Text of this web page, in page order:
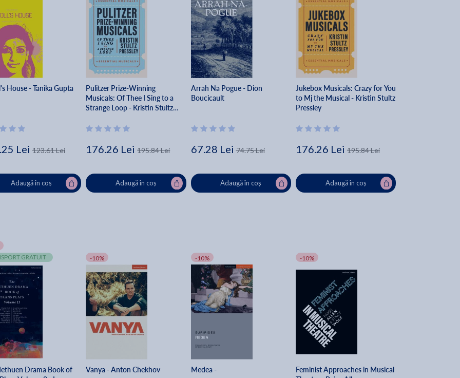
House - Tanika Gupta
Lei 123.61 Lei
Adaugă în coș
Pulitzer Prize-Winning
Musicals: Of Thee I Sing to a
Strange Loop - Kristin Stultz
176.26 Lei 195.84 Lei
Adaugă în coș
Arrah Na Pogue - Dion
Boucicault
67.28 Lei 74.75 Lei
Adaugă în coș
Jukebox Musicals: Crazy for You
to Mj the Musical - Kristin Stultz
Pressley
176.26 Lei 195.84 Lei
Adaugă în coș
GRATUIT
Drama Book of
-10%
Vanya - Anton Chekhov
-10%
Medea -
-10%
Feminist Approaches in Musical